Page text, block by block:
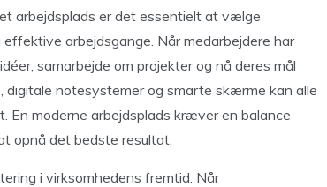
arbejdsplads er det essentielt at vælge
arbejdsgange. Når medarbejdere har
samarbejde om projekter og nå deres mål
notesystemer og smarte skærme kan alle
En moderne arbejdsplads kræver en balance
opnå det bedste resultat.
i virksomhedens fremtid. Når